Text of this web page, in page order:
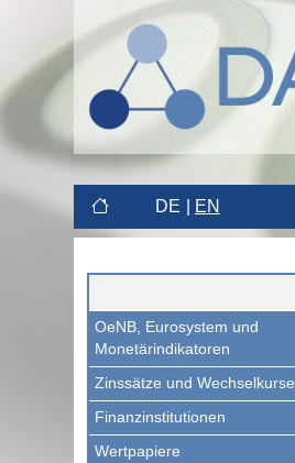
DE EN
OeNB, Eurosystem und
Monetärindikatoren
Zinssätze und Wechselkurse
Finanzinstitutionen
Wertpapiere